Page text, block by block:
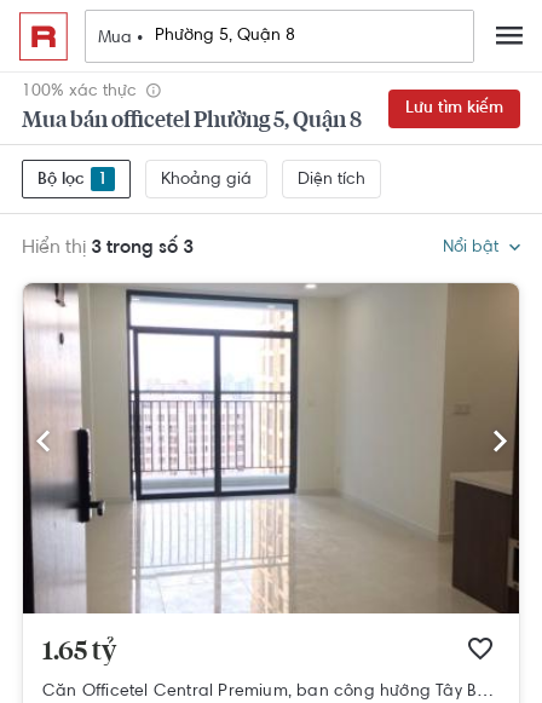
Mua •
100% xác thực
Mua bán officetel Phường 5, Quận 8
Lưu tìm kiếm
Bộ lọc 1 Khoảng giá Diện tích
Hiển thị 3 trong số 3 Nổi bật
1.65 tỷ
Căn Officetel Central Premium, ban công hướng Tây Bắc.